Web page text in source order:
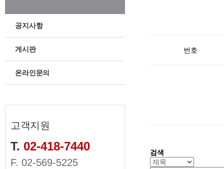
공지사항
게시판
온라인문의
고객지원
T. 02-418-7440
F. 02-569-5225
번호
검색